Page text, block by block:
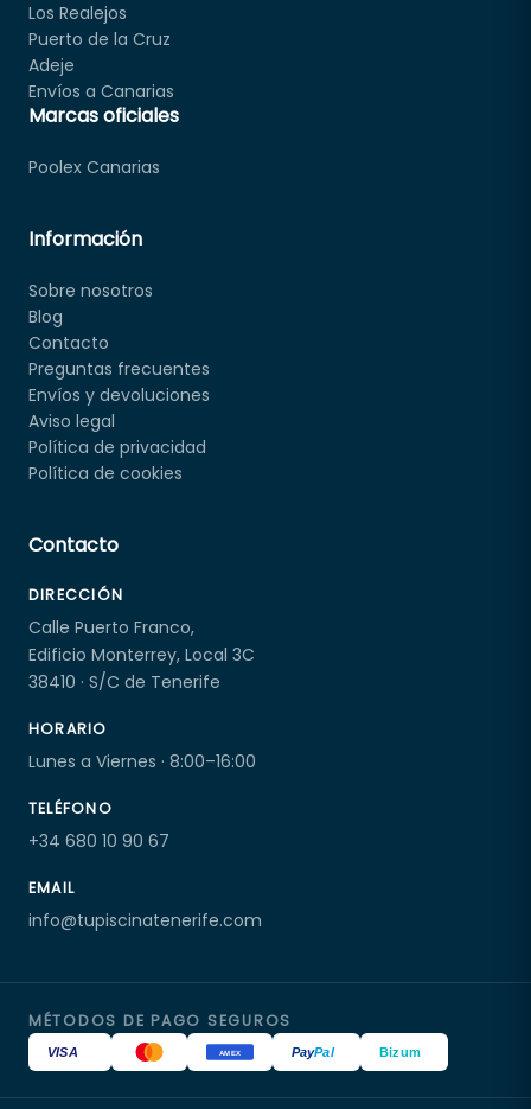
Los Realejos
Puerto de la Cruz
Adeje
Envíos a Canarias
Marcas oficiales
Poolex Canarias
Información
Sobre nosotros
Blog
Contacto
Preguntas frecuentes
Envíos y devoluciones
Aviso legal
Política de privacidad
Política de cookies
Contacto
DIRECCIÓN
Calle Puerto Franco,
Edificio Monterrey, Local 3C
38410 · S/C de Tenerife
HORARIO
Lunes a Viernes · 8:00–16:00
TELÉFONO
+34 680 10 90 67
EMAIL
info@tupiscinatenerife.com
MÉTODOS DE PAGO SEGUROS
VISA AMEX PayPal Bizum